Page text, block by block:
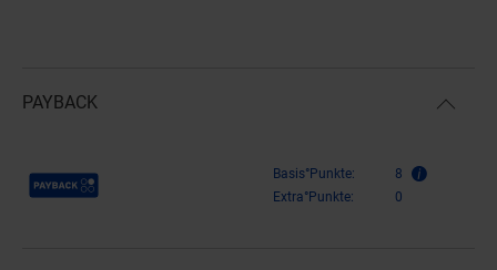
PAYBACK
Payback Punkte Basis°Punkte:
8
Extra°Punkte:
0